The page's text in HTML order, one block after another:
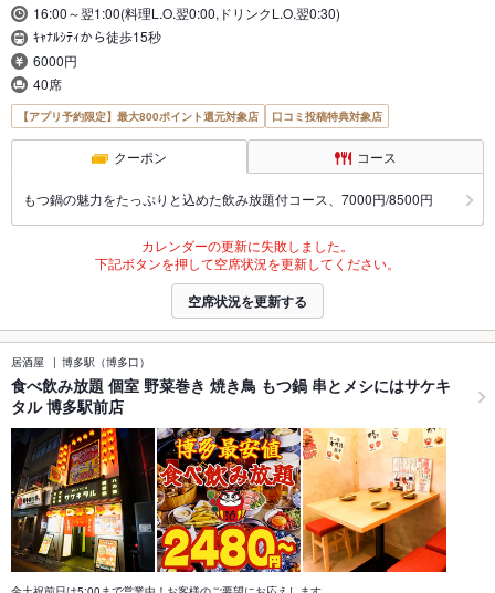
16:00～翌1:00(料理L.O.翌0:00,ドリンクL.O.翌0:30)
ｷｬﾅﾙｼﾃｨから徒歩15秒
6000円
40席
【アプリ予約限定】最大800ポイント還元対象店 口コミ投稿特典対象店
クーポン コース
もつ鍋の魅力をたっぷりと込めた飲み放題付コース、7000円/8500円
カレンダーの更新に失敗しました。
下記ボタンを押して空席状況を更新してください。
空席状況を更新する
居酒屋 博多駅（博多口）
食べ飲み放題 個室 野菜巻き 焼き鳥 もつ鍋 串とメシにはサケキ
タル 博多駅前店